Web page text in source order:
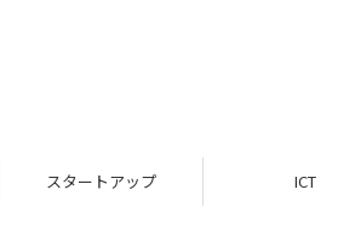
スタートアップ ICT